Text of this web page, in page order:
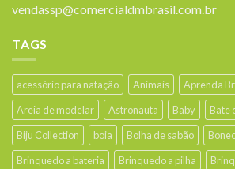
vendassp@comercialdmbrasil.com.br
TAGS
acessório para natação Animais
Aprenda
Areia de modelar
Astronauta Baby Bate
Biju Collection
boia Bolha de sabão
Brinquedo a bateria
Brinquedo a pilha